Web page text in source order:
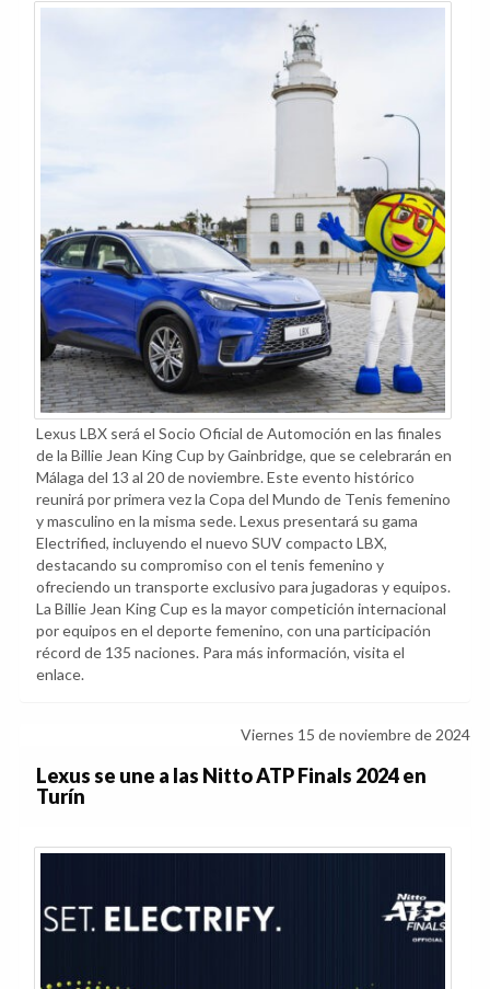
Lexus LBX será el Socio Oficial de Automoción en las finales
de la Billie Jean King Cup by Gainbridge, que se celebrarán en
Málaga del 13 al 20 de noviembre. Este evento histórico
reunirá por primera vez la Copa del Mundo de Tenis femenino
y masculino en la misma sede. Lexus presentará su gama
Electrified, incluyendo el nuevo SUV compacto LBX,
destacando su compromiso con el tenis femenino y
ofreciendo un transporte exclusivo para jugadoras y equipos.
La Billie Jean King Cup es la mayor competición internacional
por equipos en el deporte femenino, con una participación
récord de 135 naciones. Para más información, visita el
enlace.
Viernes 15 de noviembre de 2024
Lexus se une a las Nitto ATP Finals 2024 en
Turín